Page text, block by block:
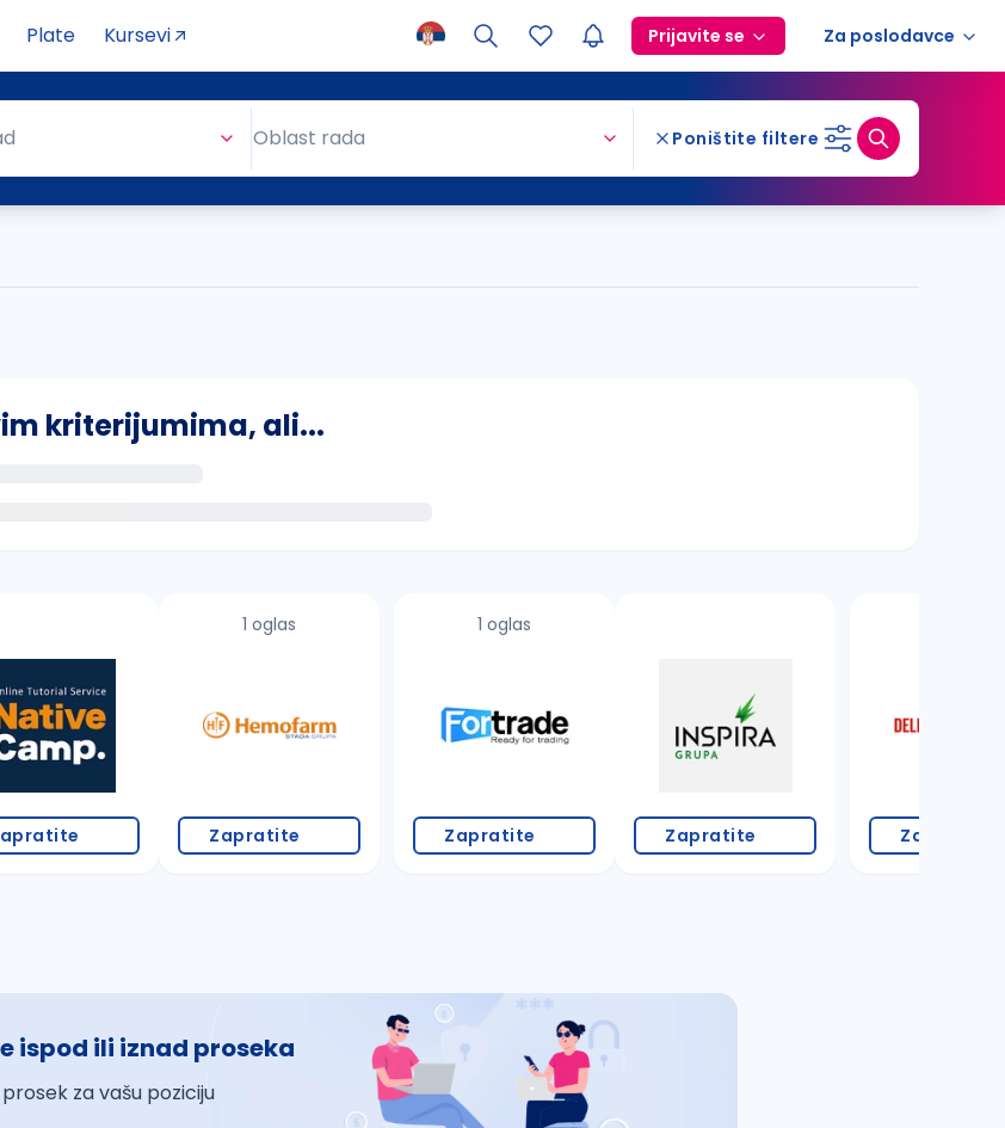
Plate Kursevi Prijavite se Za poslodavce
Oblast rada Poništite filtere
kriterijumima, ali...
dž)
1 oglas
Zapratite
1 oglas
Zapratite Zapratite Zapratite
ispod ili iznad proseka
za vašu poziciju